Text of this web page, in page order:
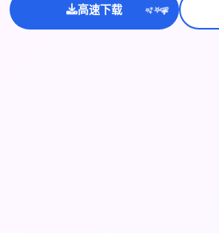
高速下载 ✨⭐💫